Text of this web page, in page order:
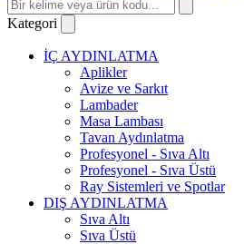
Kategori
İÇ AYDINLATMA
Aplikler
Avize ve Sarkıt
Lambader
Masa Lambası
Tavan Aydınlatma
Profesyonel - Sıva Altı
Profesyonel - Sıva Üstü
Ray Sistemleri ve Spotlar
DIŞ AYDINLATMA
Sıva Altı
Sıva Üstü